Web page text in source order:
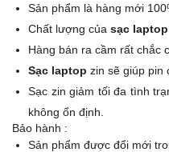
Sản phẩm là hàng mới
Chất lượng của sạc laptop
Hàng bán ra cầm rất chắc
Sạc laptop zin sẽ giúp pin
Sạc zin giảm tối đa tình
không ổn định.
Bảo hành :
Sản phẩm được đổi mới